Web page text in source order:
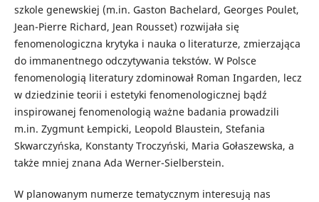
szkole genewskiej (m.in. Gaston Bachelard, Georges Poulet,
Jean-Pierre Richard, Jean Rousset) rozwijała się
fenomenologiczna krytyka i nauka o literaturze, zmierzająca
do immanentnego odczytywania tekstów. W Polsce
fenomenologią literatury zdominował Roman Ingarden, lecz
w dziedzinie teorii i estetyki fenomenologicznej bądź
inspirowanej fenomenologią ważne badania prowadzili
m.in. Zygmunt Łempicki, Leopold Blaustein, Stefania
Skwarczyńska, Konstanty Troczyński, Maria Gołaszewska, a
także mniej znana Ada Werner-Sielberstein.
W planowanym numerze tematycznym interesują nas